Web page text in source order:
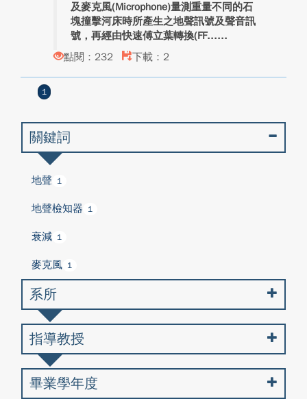
及麥克風(Microphone)量測重量不同的石
塊撞擊河床時所產生之地聲訊號及聲音訊
號，再經由快速傅立葉轉換(FF...
點閱：232
下載：2
1
關鍵詞
地聲 1
地聲檢知器 1
衰減 1
麥克風 1
系所
指導教授
畢業學年度